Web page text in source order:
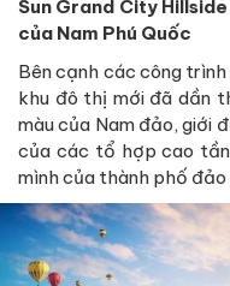
Sun Grand City
của Nam Phú Quốc
Bên cạnh các công
khu đô thị mới đã dần
màu của Nam đảo, giới
của các tổ hợp cao
mình của thành phố